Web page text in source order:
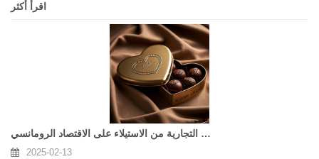
اقرأ أكثر
مخصص في يوم عيد الحب في عيد الحب ، تمكين صندوق الشوكولاتة على شكل قلب ، مما يمكّن العلامات التجارية من الاستيلاء على الاقتصاد الرومانسي!
2025-02-13